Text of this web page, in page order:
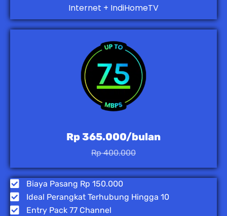
Internet + IndiHomeTV
Rp 365.000/bulan
Rp 400.000
Biaya Pasang Rp 150.000
Ideal Perangkat Terhubung Hingga 10
Entry Pack 77 Channel